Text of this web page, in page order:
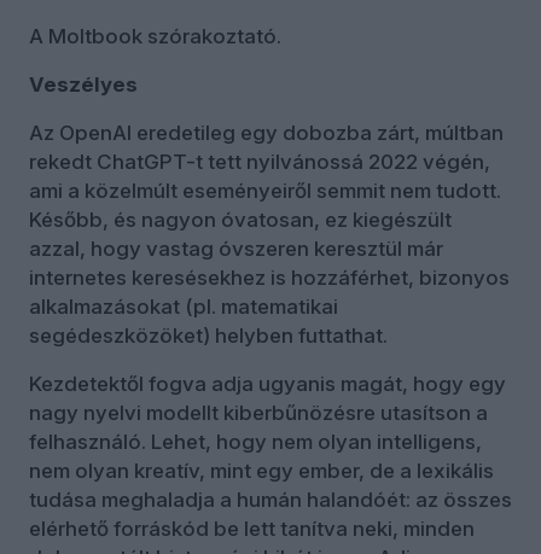
A Moltbook szórakoztató.
Veszélyes
Az OpenAI eredetileg egy dobozba zárt, múltban
rekedt ChatGPT-t tett nyilvánossá 2022 végén,
ami a közelmúlt eseményeiről semmit nem tudott.
Később, és nagyon óvatosan, ez kiegészült
azzal, hogy vastag óvszeren keresztül már
internetes keresésekhez is hozzáférhet, bizonyos
alkalmazásokat (pl. matematikai
segédeszközöket) helyben futtathat.
Kezdetektől fogva adja ugyanis magát, hogy egy
nagy nyelvi modellt kiberbűnözésre utasítson a
felhasználó. Lehet, hogy nem olyan intelligens,
nem olyan kreatív, mint egy ember, de a lexikális
tudása meghaladja a humán halandóét: az összes
elérhető forráskód be lett tanítva neki, minden